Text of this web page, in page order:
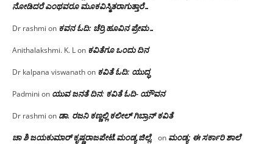
ನೋಡಿದರೆ ಎಂಥವರೂ ಮೂಕವಿಸ್ಮಿತರಾಗುತ್ತಾರೆ…
Dr rashmi on ಕವನ ಓದಿ: ಚೆರ್ರಿ ಹೂವಿನ ಪ್ರೇಮ…
Anithalakshmi. K. Lon ಕವಿತೆಗೂ ಒಂದು ದಿನ
Dr kalpana viswanathon ಕವಿತೆ ಓದಿ: ಯುದ್ಧ
Padmini on ಯುವ ಜನತೆ ದಿನ: ಕವಿತೆ ಓದಿ- ಯೌವನ
Dr rashmi on ಡಾ. ರಜನಿ‌ ಕಣ್ಣಲ್ಲಿ ಕಲೀಲ್ ಗಿಬ್ರಾನ್ ಕವಿತೆ
ಚಾ ಶಿ ಜಯಕುಮಾರ್ ಕೃಷ್ಣರಾಜಪೇಟೆ.ಮಂಡ್ಯ ಜಿಲ್ಲೆ. on ಮಂಡ್ಯ: ಈ ಸರ್ಕಾರಿ ಶಾಲೆ